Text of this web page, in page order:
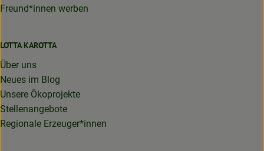
Freund*innen werben
LOTTA KAROTTA
Über uns
Neues im Blog
Unsere Ökoprojekte
Stellenangebote
Regionale Erzeuger*innen